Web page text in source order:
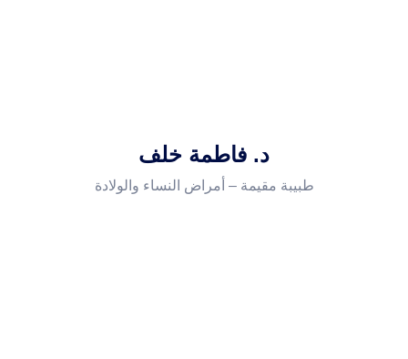
د. فاطمة خلف
طبيبة مقيمة – أمراض النساء والولادة